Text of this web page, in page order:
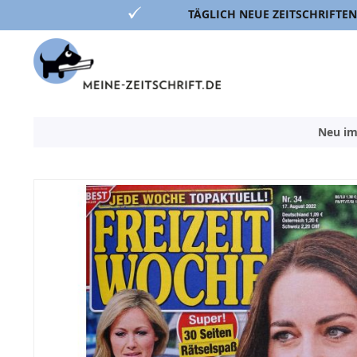
TÄGLICH NEUE ZEITSCHRIFTEN
Inhalt
Neu
Bildergalerie